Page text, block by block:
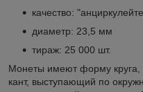
качество:
диаметр: 23,5 мм
тираж: 25 000 шт.
Монеты имеют форму круга,
кант, выступающий по